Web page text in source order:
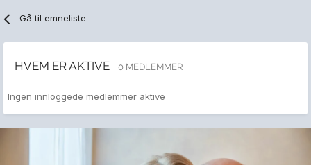
Gå til emneliste
HVEM ER AKTIVE 0 MEDLEMMER
Ingen innloggede medlemmer aktive